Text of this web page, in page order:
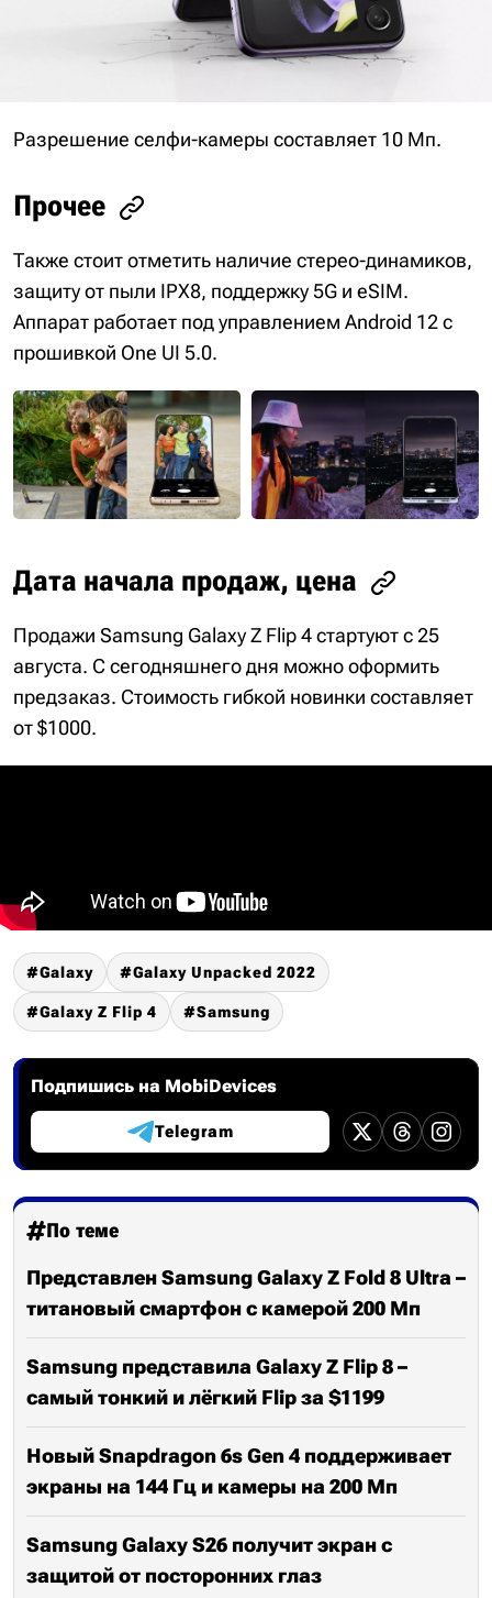
Разрешение селфи-камеры составляет 10 Мп.
Прочее
Также стоит отметить наличие стерео-динамиков,
защиту от пыли IPX8, поддержку 5G и eSIM.
Аппарат работает под управлением Android 12 с
прошивкой One UI 5.0.
Дата начала продаж, цена
Продажи Samsung Galaxy Z Flip 4 стартуют с 25
августа. С сегодняшнего дня можно оформить
предзаказ. Стоимость гибкой новинки составляет
от $1000.
Galaxy Galaxy Unpacked 2022
Galaxy Z Flip 4 Samsung
Подпишись на MobiDevices
Telegram
По теме
Представлен Samsung Galaxy Z Fold 8 Ultra –
титановый смартфон с камерой 200 Мп
Samsung представила Galaxy Z Flip 8 –
самый тонкий и лёгкий Flip за $1199
Новый Snapdragon 6s Gen 4 поддерживает
экраны на 144 Гц и камеры на 200 Мп
Samsung Galaxy S26 получит экран с
защитой от посторонних глаз